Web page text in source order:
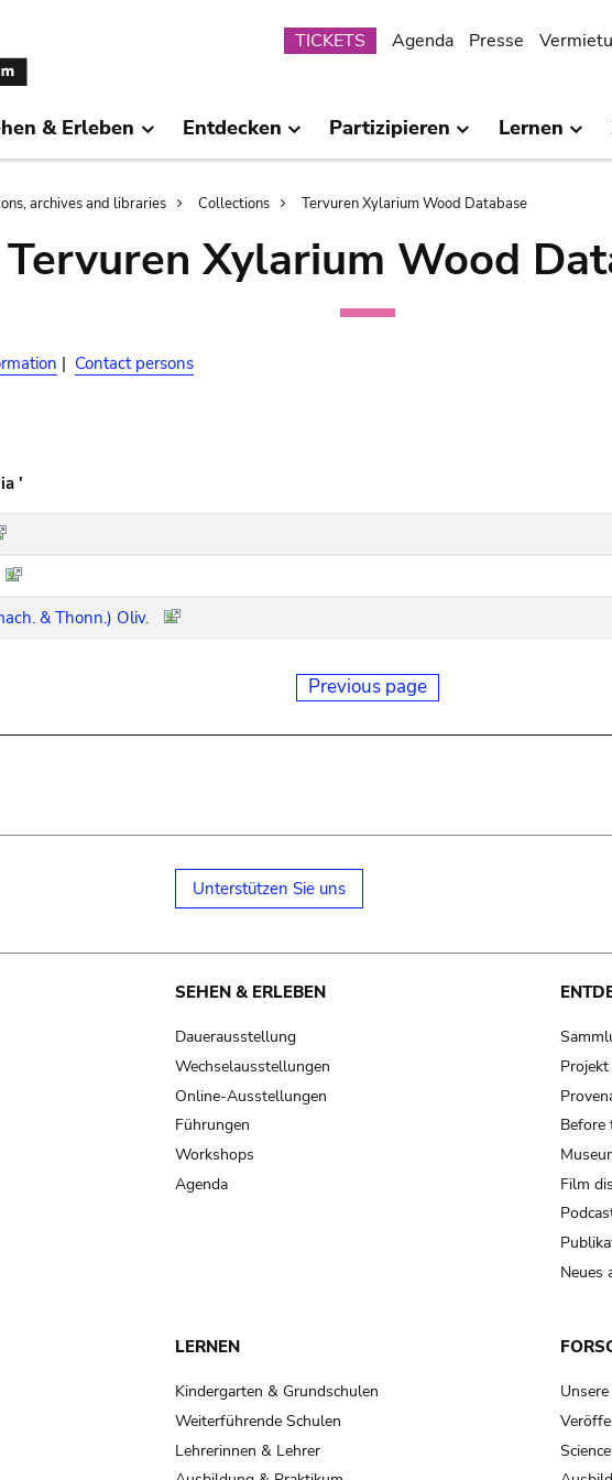
Submenu
TICKETS Agenda Presse
& Erleben Entdecken Partizipieren Lernen
archives and libraries Collections Tervuren Xylarium Wood Database
Tervuren Xylarium Wood
| Contact persons
'
& Thonn.) Oliv.
Previous page
Unterstützen Sie uns
SEHEN & ERLEBEN
Dauerausstellung
Wechselausstellungen
Online-Ausstellungen
Führungen
Workshops
Agenda
Before
Film
Neues
LERNEN
Kindergarten & Grundschulen
Weiterführende Schulen
Lehrerinnen & Lehrer